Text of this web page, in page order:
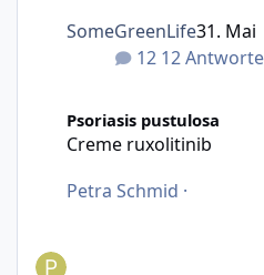
12
SomeGreenLife31. Mai
Psoriasis pustulosa
Creme ruxolitinib
Petra Schmid ·